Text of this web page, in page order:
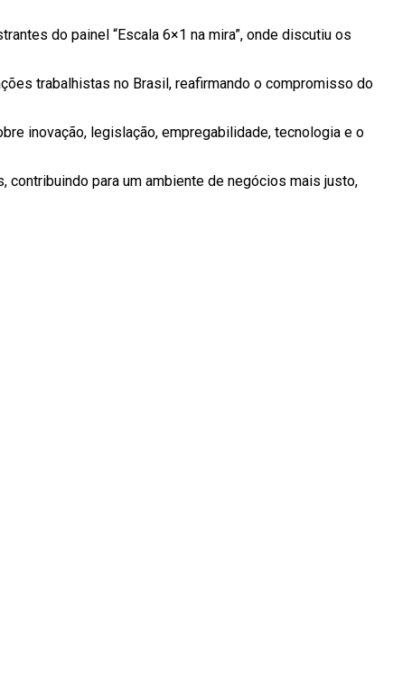
do painel “Escala 6×1 na mira”, onde discutiu os
trabalhistas no Brasil, reafirmando o compromisso do
inovação, legislação, empregabilidade, tecnologia e o
para um ambiente de negócios mais justo,